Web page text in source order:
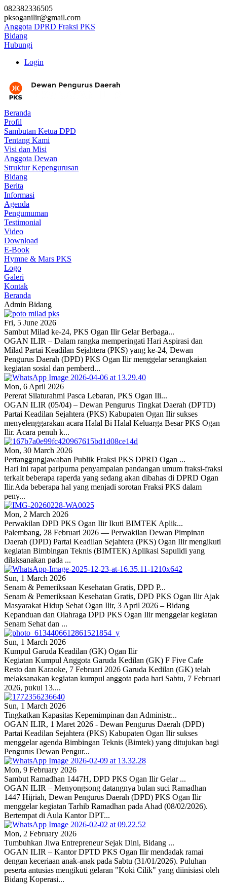
082382336505
pksoganilir@gmail.com
Anggota DPRD Fraksi PKS
Bidang
Hubungi
Login
Beranda
Profil
Sambutan Ketua DPD
Tentang Kami
Visi dan Misi
Anggota Dewan
Struktur Kepengurusan
Bidang
Berita
Informasi
Agenda
Pengumuman
Testimonial
Video
Download
E-Book
Hymne & Mars PKS
Logo
Galeri
Kontak
Beranda
Admin Bidang
Fri, 5 June 2026
Sambut Milad ke-24, PKS Ogan Ilir Gelar Berbaga...
OGAN ILIR – Dalam rangka memperingati Hari Aspirasi dan
Milad Partai Keadilan Sejahtera (PKS) yang ke-24, Dewan
Pengurus Daerah (DPD) PKS Ogan Ilir menggelar serangkaian
kegiatan sosial dan pemberd...
Mon, 6 April 2026
Pererat Silaturahmi Pasca Lebaran, PKS Ogan Ili...
OGAN ILIR (05/04) – Dewan Pengurus Tingkat Daerah (DPTD)
Partai Keadilan Sejahtera (PKS) Kabupaten Ogan Ilir sukses
menyelenggarakan acara Halal Bi Halal Keluarga Besar PKS Ogan
Ilir. Acara penuh k...
Mon, 30 March 2026
Pertanggungjawaban Publik Fraksi PKS DPRD Ogan ...
Hari ini rapat paripurna penyampaian pandangan umum fraksi-fraksi
terkait beberapa raperda yang sedang akan dibahas di DPRD Ogan
Ilir.Ada beberapa hal yang menjadi sorotan Fraksi PKS dalam
peny...
Mon, 2 March 2026
Perwakilan DPD PKS Ogan Ilir Ikuti BIMTEK Aplik...
Palembang, 28 Februari 2026 — Perwakilan Dewan Pimpinan
Daerah (DPD) Partai Keadilan Sejahtera (PKS) Ogan Ilir mengikuti
kegiatan Bimbingan Teknis (BIMTEK) Aplikasi Sapulidi yang
dilaksanakan pada ...
Sun, 1 March 2026
Senam & Pemeriksaan Kesehatan Gratis, DPD P...
Senam & Pemeriksaan Kesehatan Gratis, DPD PKS Ogan Ilir Ajak
Masyarakat Hidup Sehat Ogan Ilir, 3 April 2026 – Bidang
Kepanduan dan Olahraga DPD PKS Ogan Ilir menggelar kegiatan
Senam Sehat dan ...
Sun, 1 March 2026
Kumpul Garuda Keadilan (GK) Ogan Ilir
Kegiatan Kumpul Anggota Garuda Kedilan (GK) F Five Cafe
Resto dan Karaoke, 7 Februari 2026 Garuda Kedilan (GK) telah
melaksanakan kegiatan kumpul anggota pada hari Sabtu, 7 Februari
2026, pukul 13....
Sun, 1 March 2026
Tingkatkan Kapasitas Kepemimpinan dan Administr...
OGAN ILIR, 1 Maret 2026 - Dewan Pengurus Daerah (DPD)
Partai Keadilan Sejahtera (PKS) Kabupaten Ogan Ilir sukses
menggelar agenda Bimbingan Teknis (Bimtek) yang ditujukan bagi
Pengurus Dewan Pengur...
Mon, 9 February 2026
Sambut Ramadhan 1447H, DPD PKS Ogan Ilir Gelar ...
OGAN ILIR – Menyongsong datangnya bulan suci Ramadhan
1447 Hijriah, Dewan Pengurus Daerah (DPD) PKS Ogan Ilir
menggelar kegiatan Tarhib Ramadhan pada Ahad (08/02/2026).
Bertempat di Aula Kantor DPT...
Mon, 2 February 2026
Tumbuhkan Jiwa Entrepreneur Sejak Dini, Bidang ...
OGAN ILIR – Kantor DPTD PKS Ogan Ilir mendadak ramai
dengan keceriaan anak-anak pada Sabtu (31/01/2026). Puluhan
peserta antusias mengikuti gelaran "Koki Cilik" yang diinisiasi oleh
Bidang Koperasi...